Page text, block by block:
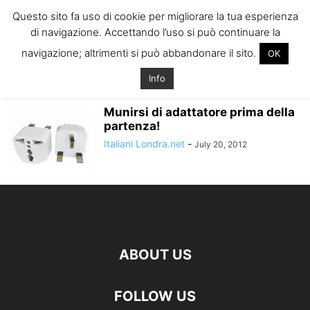
ITALIANI A
LONDRA
Il blog degli Italiani nella rebel city
Home Tags Adattatore londra
adattatore londra
Munirsi di adattatore prima della
partenza!
Italiani Londra.net - July 20, 2012
ABOUT US
FOLLOW US
Questo sito fa uso di cookie per migliorare la tua esperienza
di navigazione. Accettando l’uso si può continuare la
navigazione; altrimenti si può abbandonare il sito.
OK
Info